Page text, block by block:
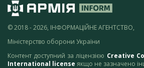
© 2018 - 2026, ІНФОРМАЦІЙНЕ АГЕНТСТВО,
Міністерство оборони України
Контент доступний за ліцензією Creative
International license якщо не зазначено